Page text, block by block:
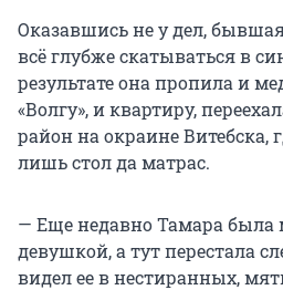
Оказавшись не у дел,
всё глубже скатываться в
результате она пропила и
«Волгу», и квартиру,
район на окраине Витебска,
лишь стол да матрас.
— Еще недавно Тамара была
девушкой, а тут перестала
видел ее в нестиранных,